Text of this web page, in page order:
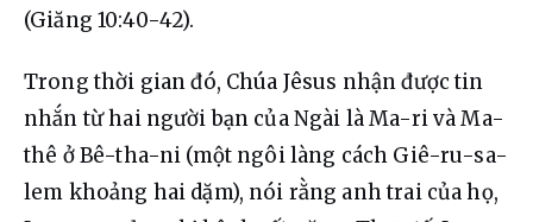
(Giăng 10:40-42).
Trong thời gian đó, Chúa Jêsus nhận được tin
nhắn từ hai người bạn của Ngài là Ma-ri và Ma-
thê ở Bê-tha-ni (một ngôi làng cách Giê-ru-sa-
lem khoảng hai dặm), nói rằng anh trai của họ,